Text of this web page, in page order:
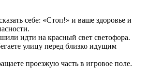
себе: «Стоп!» и ваше здоровье и
идти на красный свет светофора.
улицу перед близко идущим
проезжую часть в игровое поле.